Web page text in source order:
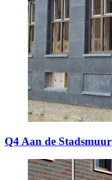
Q4 Aan de Stadsmuur